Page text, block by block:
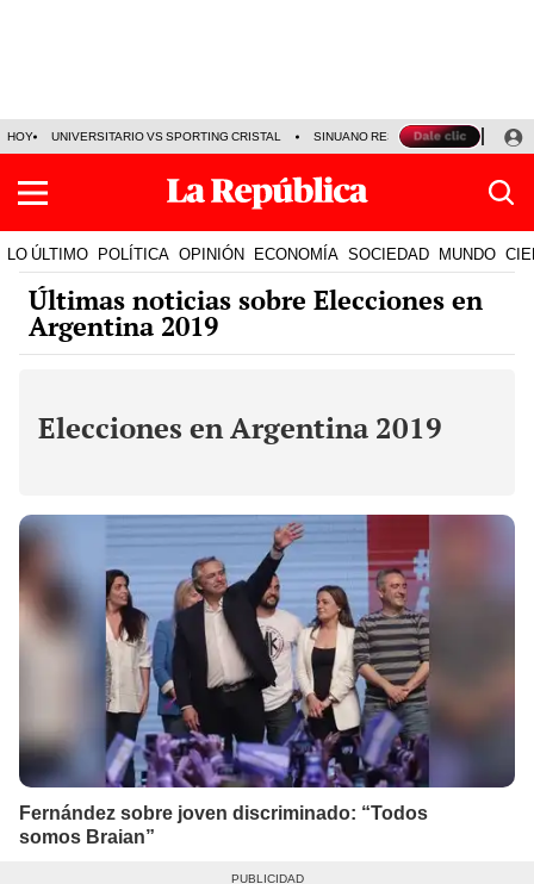
HOY UNIVERSITARIO VS SPORTING CRISTAL SINUANO RESULTADOS HOY
LO ÚLTIMO POLÍTICA OPINIÓN ECONOMÍA SOCIEDAD MUNDO
Últimas noticias sobre Elecciones en
Argentina 2019
Elecciones en Argentina 2019
Fernández sobre joven discriminado: “Todos
somos Braian”